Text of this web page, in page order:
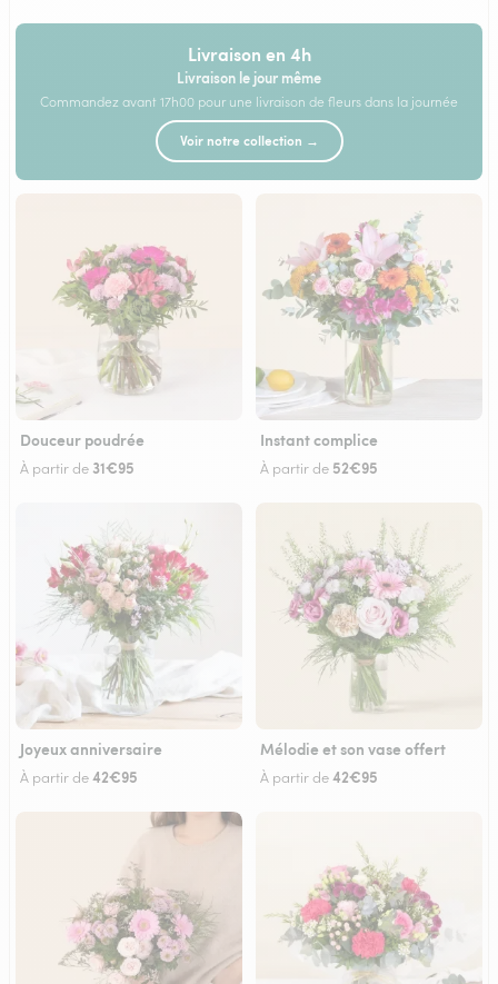
Livraison en 4h
Livraison le jour même
Commandez avant 17h00 pour une livraison de fleurs dans la journée
Voir notre collection →
Douceur poudrée
À partir de 31€95
Instant complice
À partir de 52€95
Joyeux anniversaire
À partir de42€95
Mélodie et son vase offert
À partir de42€95